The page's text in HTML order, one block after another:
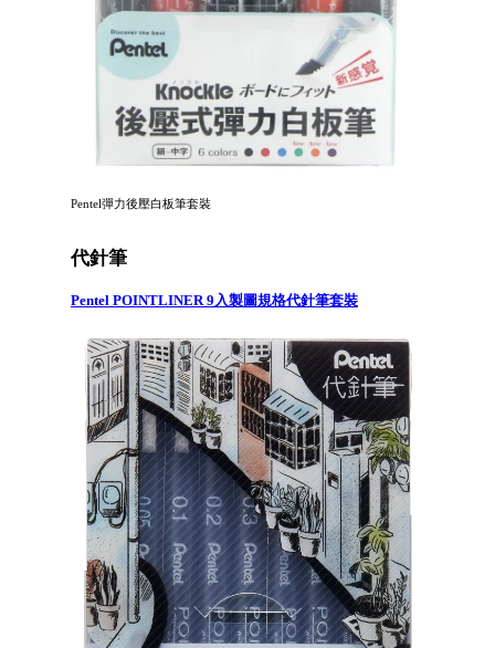
Pentel彈力後壓白板筆套裝
代針筆
Pentel POINTLINER 9入製圖規格代針筆套裝